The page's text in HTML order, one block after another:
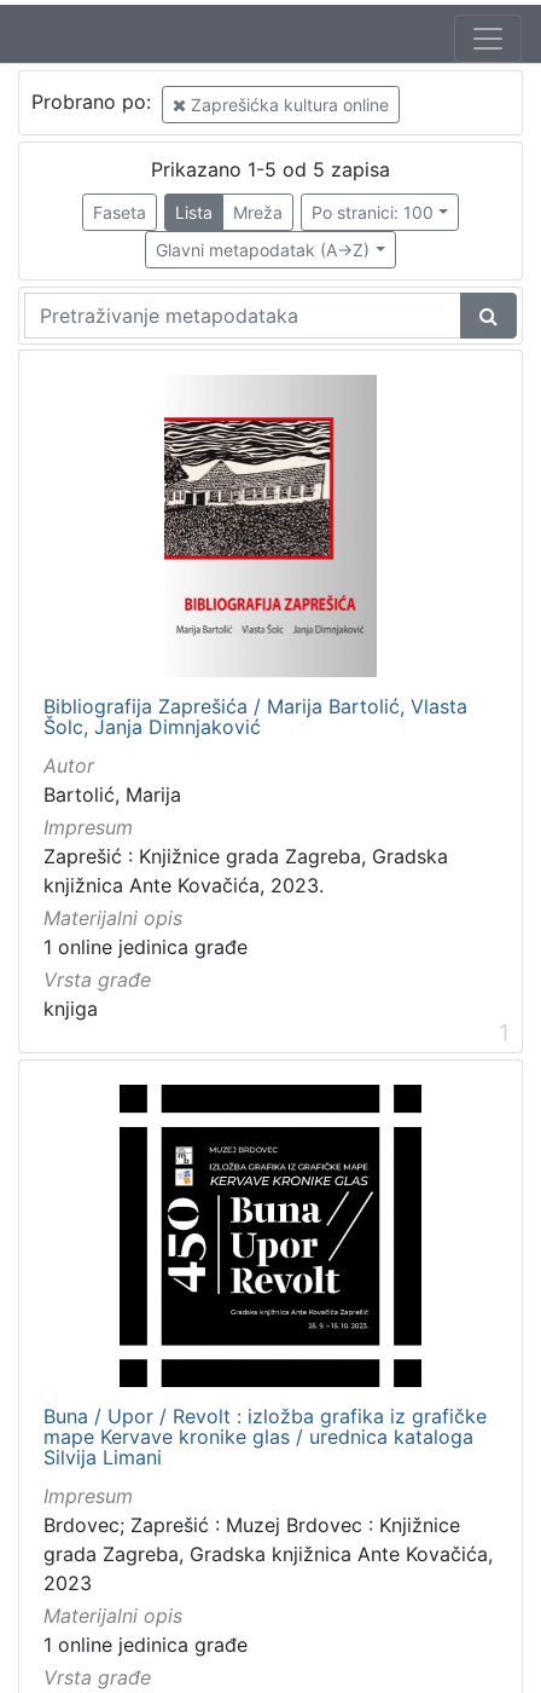
Autor
Bartolić, Marija
Šolc, Vlasta
1
2
Mjesto
Vrsta
građe
knjiga
Digitalna zbirka Zaprešića
Probrano po: Zaprešićka kultura online
Prikazano 1-5 od 5 zapisa
Faseta Lista Mreža
Po stranici: 100
Glavni metapodatak (A->Z)
Bibliografija Zaprešića / Marija Bartolić, Vlasta
Šolc, Janja Dimnjaković
Autor
Bartolić, Marija
Impresum
Zaprešić : Knjižnice grada Zagreba, Gradska
knjižnica Ante Kovačića, 2023.
Materijalni opis
1 online jedinica građe
Vrsta građe
knjiga
1
Buna / Upor / Revolt : izložba grafika iz grafičke
mape Kervave kronike glas / urednica kataloga
Silvija Limani
Impresum
Brdovec; Zaprešić : Muzej Brdovec : Knjižnice
grada Zagreba, Gradska knjižnica Ante Kovačića,
2023
Materijalni opis
1 online jedinica građe
Vrsta građe